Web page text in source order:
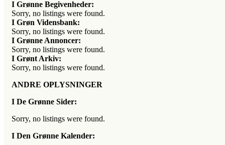
I Grønne Begivenheder:
Sorry, no listings were found.
I Grøn Vidensbank:
Sorry, no listings were found.
I Grønne Annoncer:
Sorry, no listings were found.
I Grønt Arkiv:
Sorry, no listings were found.
ANDRE OPLYSNINGER
I De Grønne Sider:
Sorry, no listings were found.
I Den Grønne Kalender: